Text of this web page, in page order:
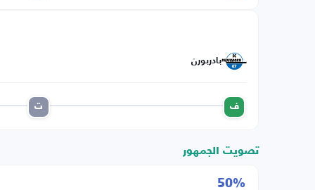
بادربورن
ف ت
تصويت الجمهور
50%